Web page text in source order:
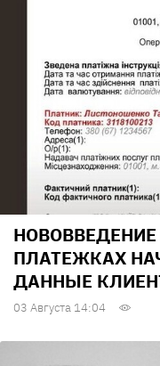
ПЛАТЕЖКАХ
ДАННЫЕ
03 Августа 14:04